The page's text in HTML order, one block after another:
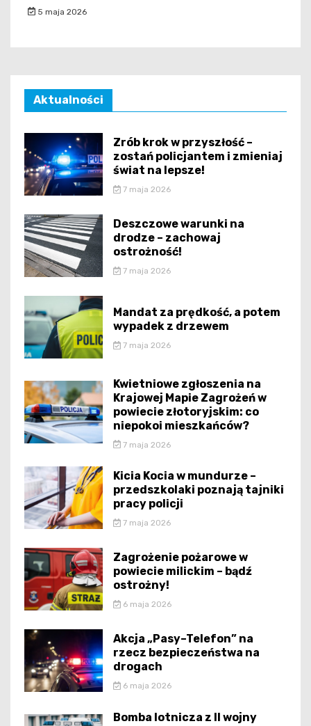
5 maja 2026
Aktualności
Zrób krok w przyszłość –
zostań policjantem i zmieniaj
świat na lepsze!
7 maja 2026
Deszczowe warunki na
drodze – zachowaj
ostrożność!
7 maja 2026
Mandat za prędkość, a potem
wypadek z drzewem
7 maja 2026
Kwietniowe zgłoszenia na
Krajowej Mapie Zagrożeń w
powiecie złotoryjskim: co
niepokoi mieszkańców?
7 maja 2026
Kicia Kocia w mundurze –
przedszkolaki poznają tajniki
pracy policji
7 maja 2026
Zagrożenie pożarowe w
powiecie milickim – bądź
ostrożny!
6 maja 2026
Akcja „Pasy–Telefon” na
rzecz bezpieczeństwa na
drogach
6 maja 2026
Bomba lotnicza z II wojny